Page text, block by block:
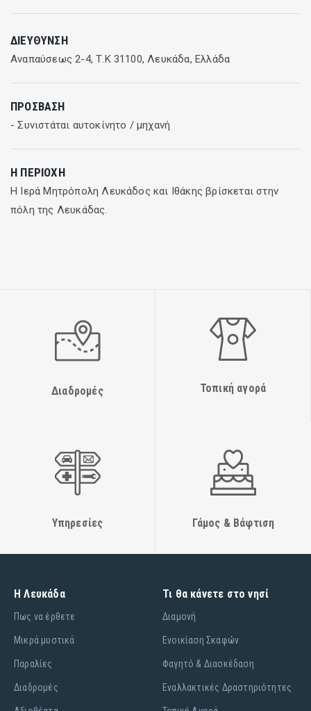
ζευγαριών απ΄όλο τον κόσμο που θέλουν να
πραγματοποιήσουν αυτή την τόσο ξεχωριστή για τη ζωή
ΔΙΕΎΘΥΝΣΗ
Αναπαύσεως 2-4, Τ.Κ 31100, Λευκάδα, Ελλάδα
ΠΡΌΣΒΑΣΗ
- Συνιστάται αυτοκίνητο / μηχανή
Η ΠΕΡΙΟΧΉ
Η Ιερά Μητρόπολη Λευκάδος και Ιθάκης βρίσκεται στην
πόλη της Λευκάδας.
Διαδρομές Τοπική αγορά
Υπηρεσίες Γάμος & Βάφτιση
Η Λευκάδα
Πως να έρθετε
Μικρά μυστικά
Παραλίες
Διαδρομές
Τι θα κάνετε στο νησί
Διαμονή
Ενοικίαση Σκαφών
Φαγητό & Διασκέδαση
Εναλλακτικές Δραστηριότητες